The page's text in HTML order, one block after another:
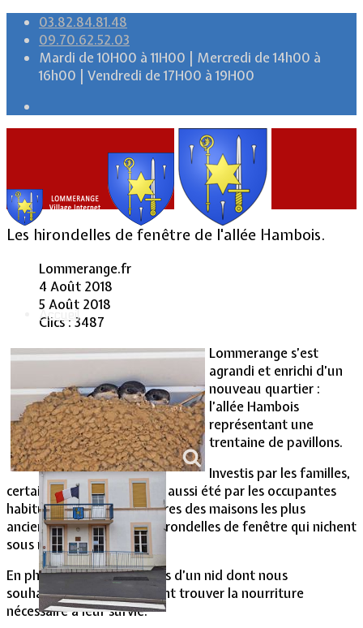
03.82.84.81.48
09.70.62.52.03
Mardi de 10H00 à 11H00 | Mercredi de 14h00 à
16h00 | Vendredi de 17H00 à 19H00
Accueil
Vie Municipale
Les hirondelles de fenêtre de l'allée Hambois.
Lommerange.fr
4 Août 2018
5 Août 2018
Clics : 3487
Lommerange s’est
agrandi et enrichi d’un
nouveau quartier :
l’allée Hambois
représentant une
trentaine de pavillons.
Investis par les familles,
certains des pavillons l’ont aussi été par les occupantes
habituelles des sous-toitures des maisons les plus
anciennes du village : les hirondelles de fenêtre qui nichent
sous nos avant-toits.
En photo : trois occupantes d’un nid dont nous
souhaitons qu’elles puissent trouver la nourriture
nécessaire à leur survie.